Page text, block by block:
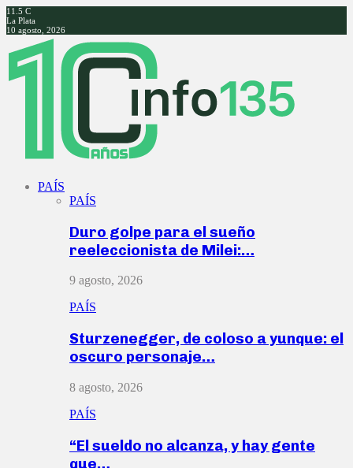
11.5 C
La Plata
10 agosto, 2026
Facebook
Twitter
Instagram
Youtube
PAÍS
PAÍS
Duro golpe para el sueño
reeleccionista de Milei:…
9 agosto, 2026
PAÍS
Sturzenegger, de coloso a yunque: el
oscuro personaje…
8 agosto, 2026
PAÍS
“El sueldo no alcanza, y hay gente
que…